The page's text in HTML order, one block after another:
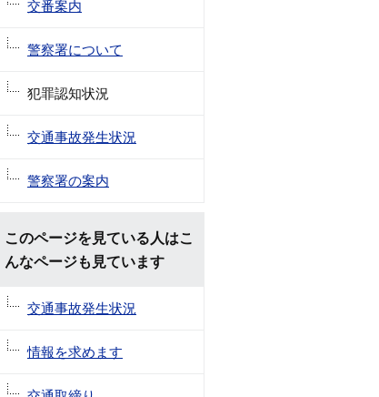
交番案内
警察署について
犯罪認知状況
交通事故発生状況
警察署の案内
このページを見ている人はこ
んなページも見ています
交通事故発生状況
情報を求めます